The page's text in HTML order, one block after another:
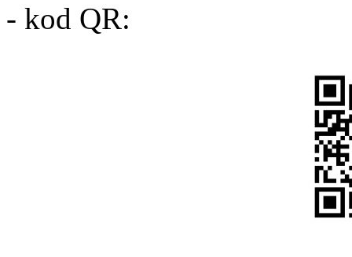
- kod QR: